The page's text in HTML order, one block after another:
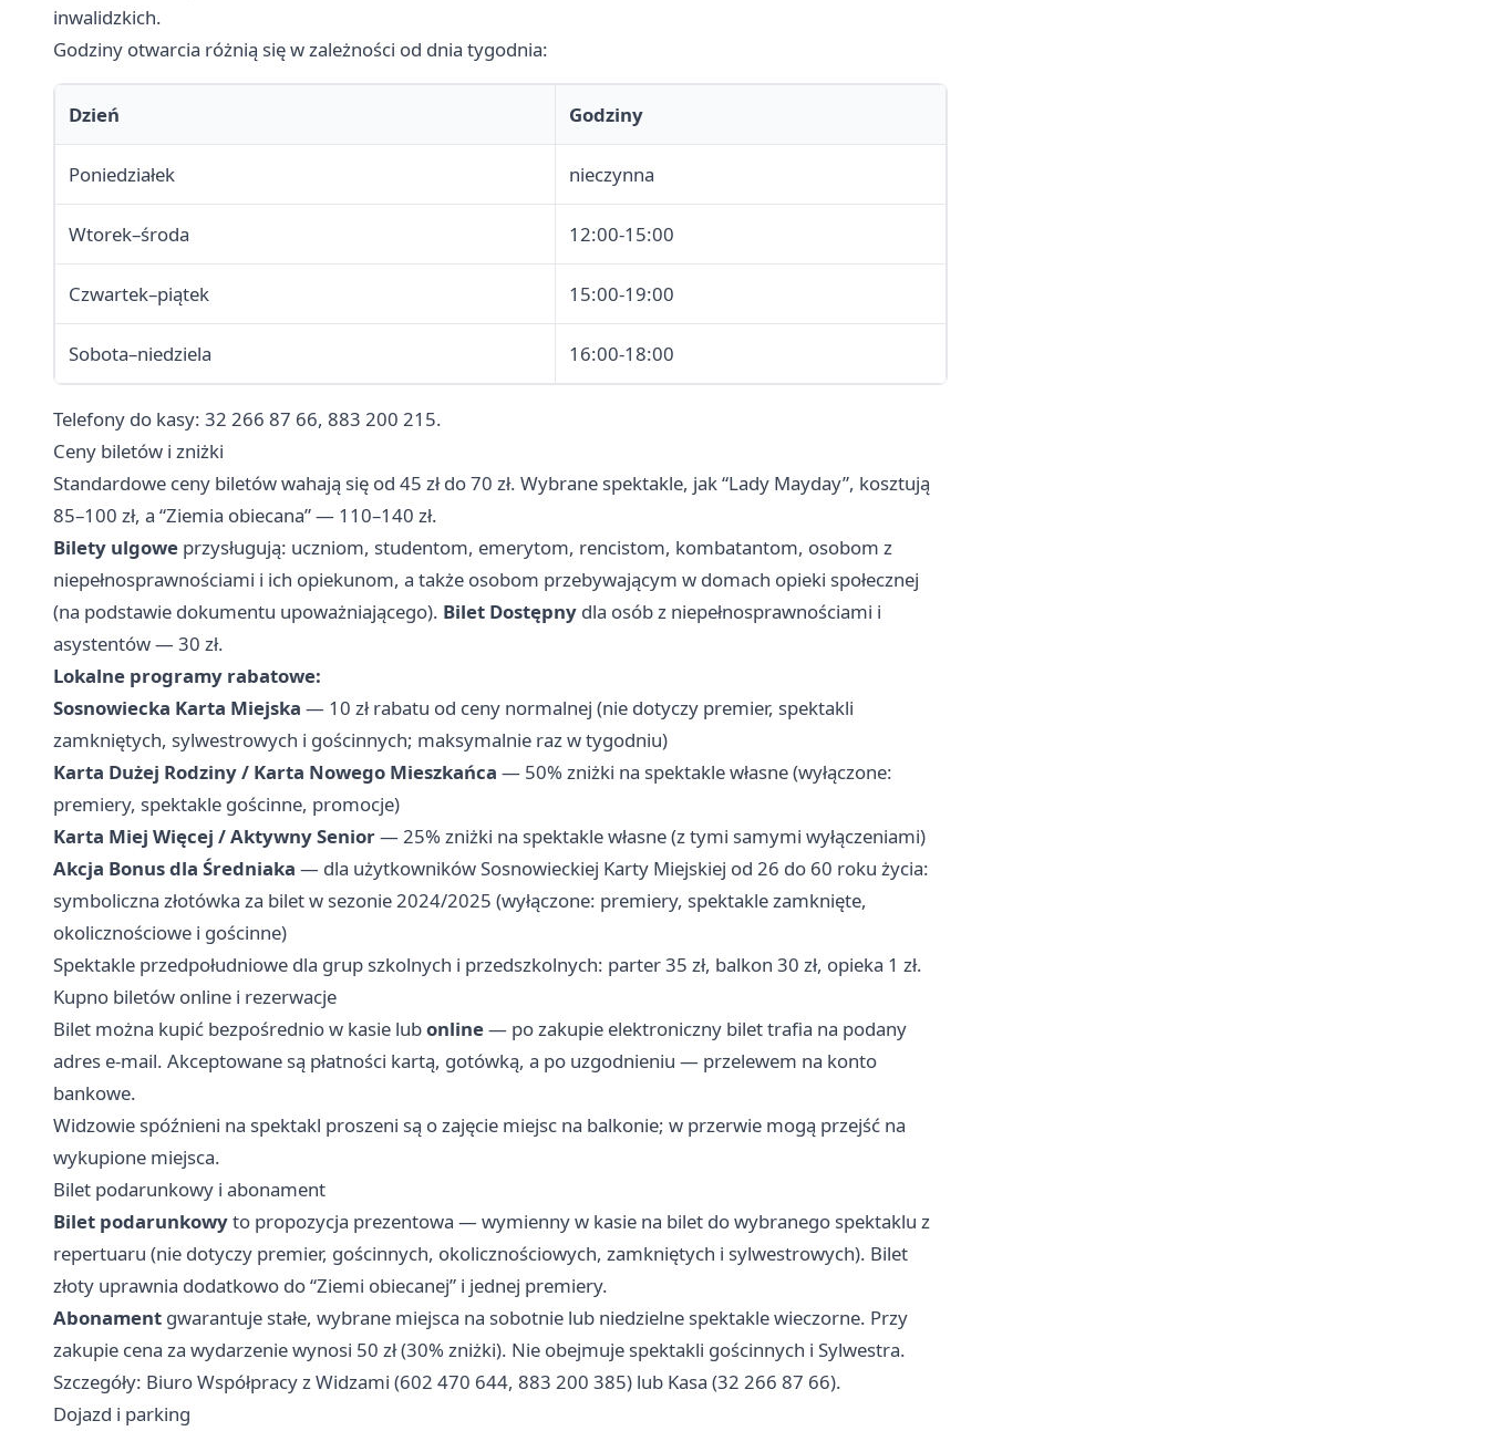
inwalidzkich.
Godziny otwarcia różnią się w zależności od dnia tygodnia:
Dzień Godziny
Poniedziałek nieczynna
Wtorek–środa 12:00-15:00
Czwartek–piątek 15:00-19:00
Sobota–niedziela 16:00-18:00
Telefony do kasy: 32 266 87 66, 883 200 215.
Ceny biletów i zniżki
Standardowe ceny biletów wahają się od 45 zł do 70 zł. Wybrane spektakle, jak “Lady Mayday”, kosztują
85–100 zł, a “Ziemia obiecana” — 110–140 zł.
Bilety ulgowe przysługują: uczniom, studentom, emerytom, rencistom, kombatantom, osobom z
niepełnosprawnościami i ich opiekunom, a także osobom przebywającym w domach opieki społecznej
(na podstawie dokumentu upoważniającego). Bilet Dostępny dla osób z niepełnosprawnościami i
asystentów — 30 zł.
Lokalne programy rabatowe:
Sosnowiecka Karta Miejska — 10 zł rabatu od ceny normalnej (nie dotyczy premier, spektakli
zamkniętych, sylwestrowych i gościnnych; maksymalnie raz w tygodniu)
Karta Dużej Rodziny / Karta Nowego Mieszkańca — 50% zniżki na spektakle własne (wyłączone:
premiery, spektakle gościnne, promocje)
Karta Miej Więcej / Aktywny Senior— 25% zniżki na spektakle własne (z tymi samymi wyłączeniami)
Akcja Bonus dla Średniaka — dla użytkowników Sosnowieckiej Karty Miejskiej od 26 do 60 roku życia:
symboliczna złotówka za bilet w sezonie 2024/2025 (wyłączone: premiery, spektakle zamknięte,
okolicznościowe i gościnne)
Spektakle przedpołudniowe dla grup szkolnych i przedszkolnych: parter 35 zł, balkon 30 zł, opieka 1 zł.
Kupno biletów online i rezerwacje
Bilet można kupić bezpośrednio w kasie lubonline— po zakupie elektroniczny bilet trafia na podany
adres e-mail. Akceptowane są płatności kartą, gotówką, a po uzgodnieniu — przelewem na konto
bankowe.
Widzowie spóźnieni na spektakl proszeni są o zajęcie miejsc na balkonie; w przerwie mogą przejść na
wykupione miejsca.
Bilet podarunkowy i abonament
Bilet podarunkowyto propozycja prezentowa — wymienny w kasie na bilet do wybranego spektaklu z
repertuaru (nie dotyczy premier, gościnnych, okolicznościowych, zamkniętych i sylwestrowych). Bilet
złoty uprawnia dodatkowo do “Ziemi obiecanej” i jednej premiery.
Abonament gwarantuje stałe, wybrane miejsca na sobotnie lub niedzielne spektakle wieczorne. Przy
zakupie cena za wydarzenie wynosi 50 zł (30% zniżki). Nie obejmuje spektakli gościnnych i Sylwestra.
Szczegóły: Biuro Współpracy z Widzami (602 470 644, 883 200 385) lub Kasa (32 266 87 66).
Dojazd i parking